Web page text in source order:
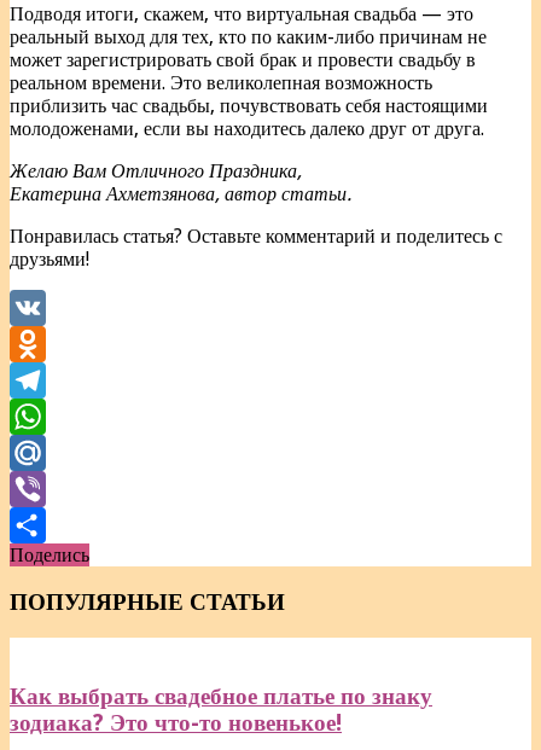
Подводя итоги, скажем, что виртуальная свадьба — это
реальный выход для тех, кто по каким-либо причинам не
может зарегистрировать свой брак и провести свадьбу в
реальном времени. Это великолепная возможность
приблизить час свадьбы, почувствовать себя настоящими
молодоженами, если вы находитесь далеко друг от друга.
Желаю Вам Отличного Праздника,
Екатерина Ахметзянова, автор статьи.
Понравилась статья? Оставьте комментарий и поделитесь с
друзьями!
VK
Odnoklassniki
Telegram
WhatsApp
Mail.Ru
Viber
Отправить
Поделись
ПОПУЛЯРНЫЕ СТАТЬИ
Как выбрать свадебное платье по знаку
зодиака? Это что-то новенькое!